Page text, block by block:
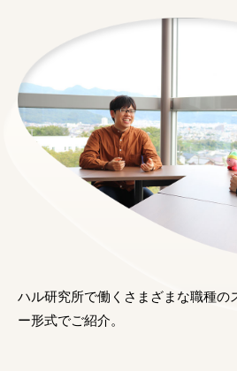
ハル研究所で働くさまざまな職種の
ー形式でご紹介。